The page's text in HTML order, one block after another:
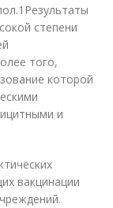
1 Результаты
степени
того,
которой
и
вакцинации